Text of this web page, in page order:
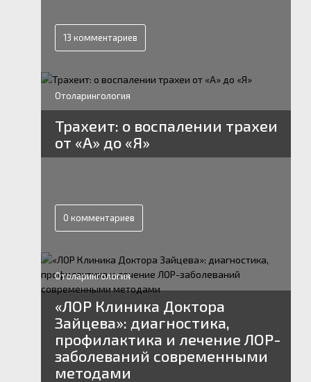
13 комментариев
Отоларингология
Трахеит: о воспалении трахеи
от «А» до «Я»
0 комментариев
Отоларингология
«ЛОР Клиника Доктора
Зайцева»: диагностика,
профилактика и лечение ЛОР-
заболеваний современными
методами